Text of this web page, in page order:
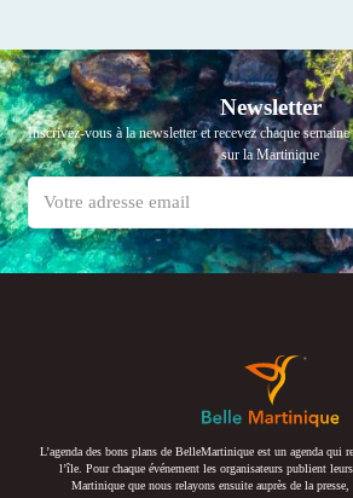
Newsletter
Inscrivez-vous à la newsletter et recevez chaque
sur la Martinique
L’agenda des bons plans de BelleMartinique est un agenda qui
l’île. Pour chaque événement les organisateurs publient
Martinique que nous relayons ensuite auprès de la